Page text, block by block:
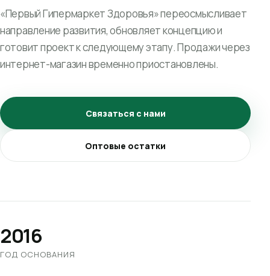
«Первый Гипермаркет Здоровья» переосмысливает
направление развития, обновляет концепцию и
готовит проект к следующему этапу. Продажи через
интернет-магазин временно приостановлены.
Связаться с нами
Оптовые остатки
2016
ГОД ОСНОВАНИЯ